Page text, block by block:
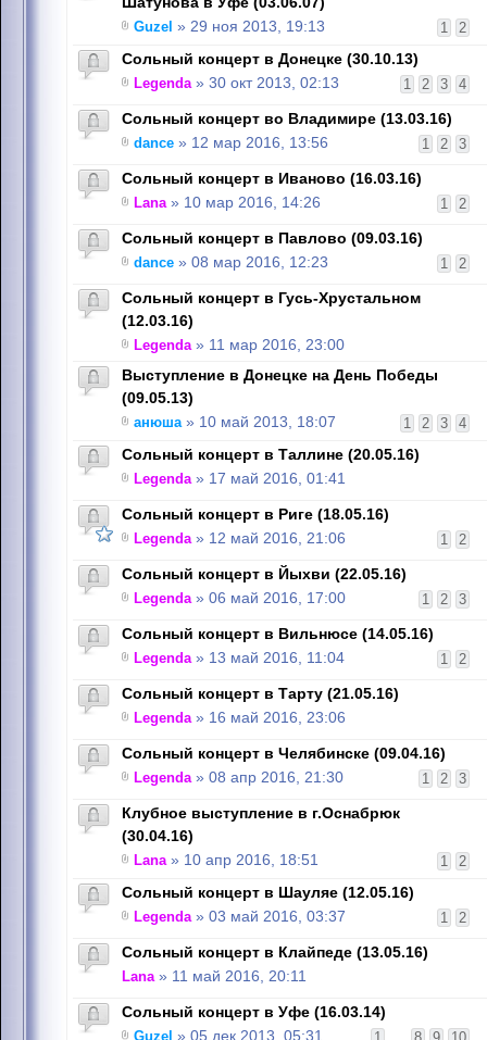
1 2
Guzel » 29 ноя 2013, 19:13
Сольный концерт в Донецке (30.10.13)
1 2 3 4
Legenda» 30 окт 2013, 02:13
Сольный концерт во Владимире (13.03.16)
1 2 3
dance » 12 мар 2016, 13:56
Сольный концерт в Иваново (16.03.16)
1 2
Lana» 10 мар 2016, 14:26
Сольный концерт в Павлово (09.03.16)
1 2
dance » 08 мар 2016, 12:23
Сольный концерт в Гусь-Хрустальном
(12.03.16)
Legenda» 11 мар 2016, 23:00
Выступление в Донецке на День Победы
(09.05.13)
1 2 3 4
анюша» 10 май 2013, 18:07
Сольный концерт в Таллине (20.05.16)
Legenda» 17 май 2016, 01:41
Сольный концерт в Риге (18.05.16)
1 2
Legenda» 12 май 2016, 21:06
Сольный концерт в Йыхви (22.05.16)
1 2 3
Legenda» 06 май 2016, 17:00
Сольный концерт в Вильнюсе (14.05.16)
1 2
Legenda» 13 май 2016, 11:04
Сольный концерт в Тарту (21.05.16)
Legenda» 16 май 2016, 23:06
Сольный концерт в Челябинске (09.04.16)
1 2 3
Legenda» 08 апр 2016, 21:30
Клубное выступление в г.Оснабрюк
(30.04.16)
1 2
Lana» 10 апр 2016, 18:51
Сольный концерт в Шауляе (12.05.16)
1 2
Legenda» 03 май 2016, 03:37
Сольный концерт в Клайпеде (13.05.16)
Lana» 11 май 2016, 20:11
Сольный концерт в Уфе (16.03.14)
Guzel » 05 дек 2013, 05:31